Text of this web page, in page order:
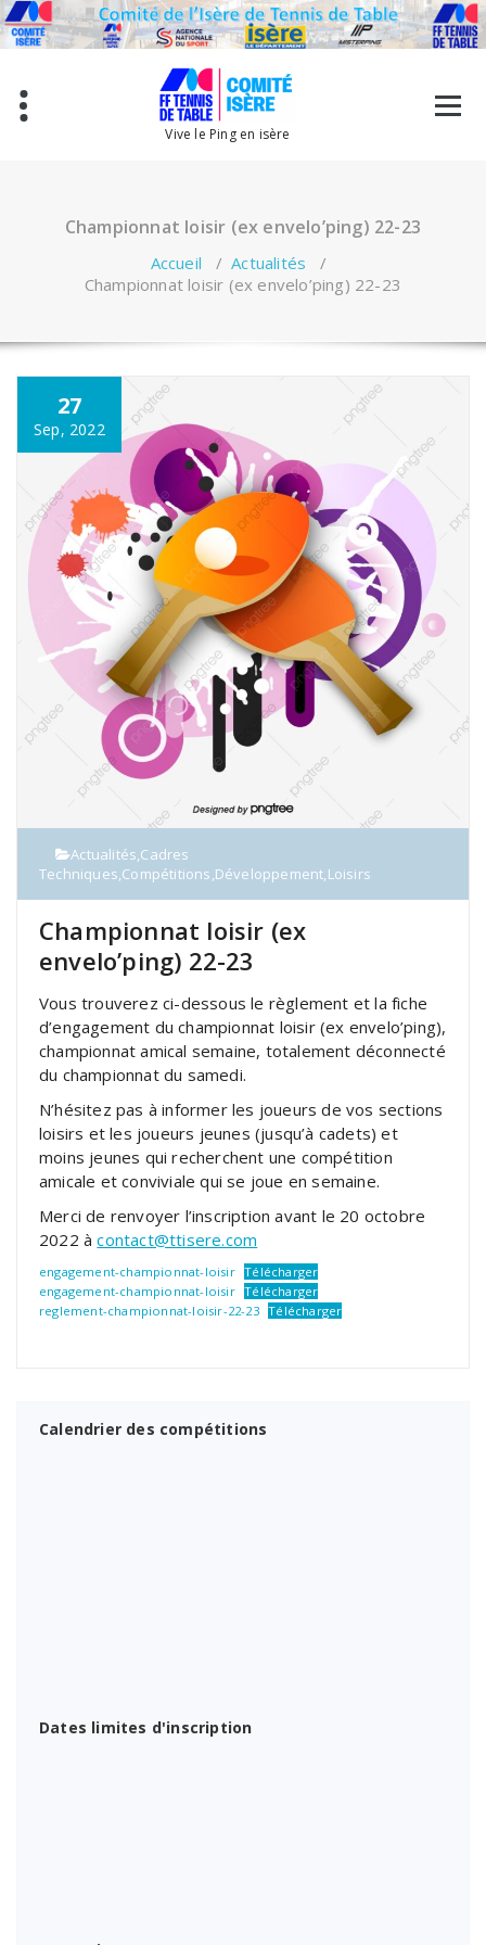
Aller
au
contenu
Vive le Ping en isère
Championnat loisir (ex envelo’ping) 22-23
Accueil /Actualités /
Championnat loisir (ex envelo’ping) 22-23
27
Sep, 2022
Actualités,Cadres
Techniques,Compétitions,Développement,Loisirs
Championnat loisir (ex
envelo’ping) 22-23
Vous trouverez ci-dessous le règlement et la fiche
d’engagement du championnat loisir (ex envelo’ping),
championnat amical semaine, totalement déconnecté
du championnat du samedi.
N’hésitez pas à informer les joueurs de vos sections
loisirs et les joueurs jeunes (jusqu’à cadets) et
moins jeunes qui recherchent une compétition
amicale et conviviale qui se joue en semaine.
Merci de renvoyer l’inscription avant le 20 octobre
2022 àcontact@ttisere.com
engagement-championnat-loisir Télécharger
engagement-championnat-loisir Télécharger
reglement-championnat-loisir-22-23 Télécharger
Calendrier des compétitions
Dates limites d'inscription